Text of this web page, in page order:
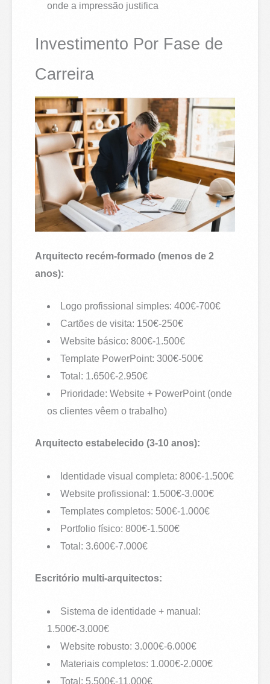
onde a impressão justifica
Investimento Por Fase de
Carreira
Arquitecto recém-formado (menos de 2
anos):
Logo profissional simples: 400€-700€
Cartões de visita: 150€-250€
Website básico: 800€-1.500€
Template PowerPoint: 300€-500€
Total: 1.650€-2.950€
Prioridade: Website + PowerPoint (onde
os clientes vêem o trabalho)
Arquitecto estabelecido (3-10 anos):
Identidade visual completa: 800€-1.500€
Website profissional: 1.500€-3.000€
Templates completos: 500€-1.000€
Portfolio físico: 800€-1.500€
Total: 3.600€-7.000€
Escritório multi-arquitectos:
Sistema de identidade + manual:
1.500€-3.000€
Website robusto: 3.000€-6.000€
Materiais completos: 1.000€-2.000€
Total: 5.500€-11.000€